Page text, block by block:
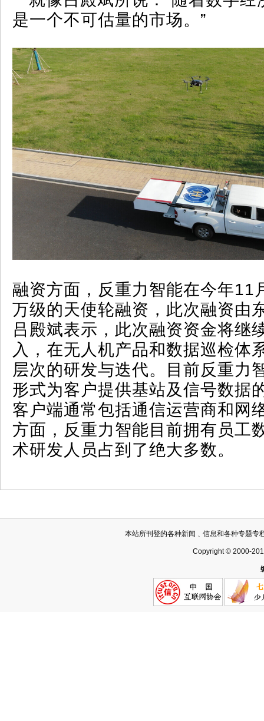
是一个不可估量的市场。”
融资方面，反重力智能在今年11
万级的天使轮融资，此次融资由
吕殿斌表示，此次融资资金将继
入，在无人机产品和数据巡检体
层次的研发与迭代。目前反重力
形式为客户提供基站及信号数据
客户端通常包括通信运营商和网
方面，反重力智能目前拥有员工
术研发人员占到了绝大多数。
本站所刊登的各种新闻﹑信息和各种专题专
Copyright © 2000-